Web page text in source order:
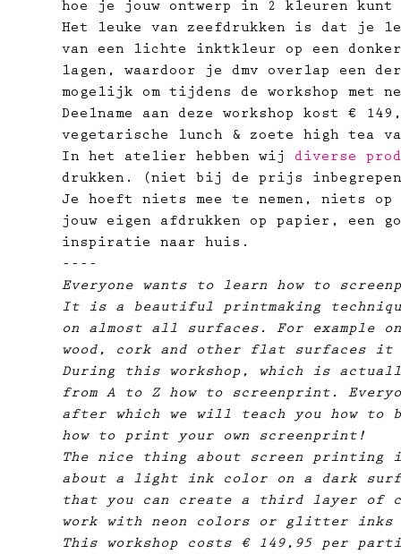
hoe je jouw ontwerp in 2 kleuren kunt
Het leuke van zeefdrukken is dat je
van een lichte inktkleur op een
lagen, waardoor je dmv overlap een
mogelijk om tijdens de workshop
Deelname aan deze workshop kost €
vegetarische lunch & zoete high tea
In het atelier hebben wij diverse
drukken. (niet bij de prijs
Je hoeft niets mee te nemen, niets
jouw eigen afdrukken op papier, ​een
inspiratie naar huis.
----
Everyone wants to learn how to
It is a beautiful printmaking
on almost all surfaces. For example
wood, cork and other flat surfaces
During this workshop, which is
from A to Z how to screenprint.
after which we will teach you how to
how to print your own screenprint!
The nice thing about screen
about a light ink color on a dark
that you can create a third layer
work with neon colors or glitter inks
This workshop costs € 149,95 per